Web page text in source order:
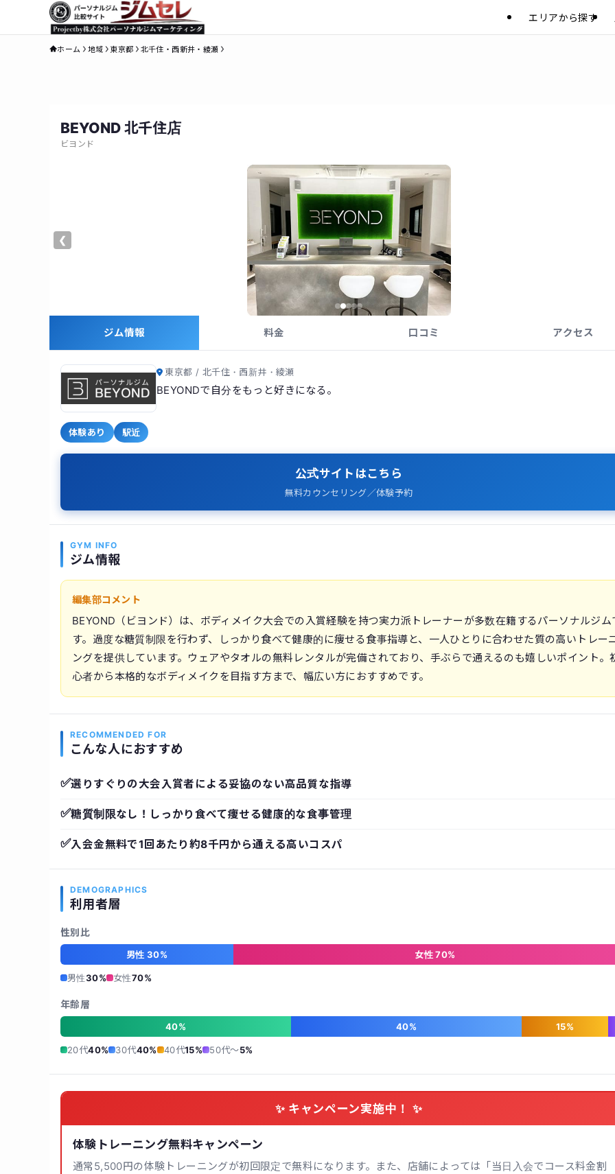
エリアから探す
ホーム 地域 東京都 北千住・西新井・綾瀬
BEYOND 北千住店
ビヨンド
❮
ジム情報 料金 口コミ アクセス
東京都 / 北千住・西新井・綾瀬
BEYONDで自分をもっと好きになる。
体験あり 駅近
公式サイトはこちら
無料カウンセリング／体験予約
GYM INFO
ジム情報
編集部コメント
BEYOND（ビヨンド）は、ボディメイク大会での入賞経験を持つ実力派トレーナーが多数在籍するパーソナルジム
す。過度な糖質制限を行わず、しっかり食べて健康的に痩せる食事指導と、一人ひとりに合わせた質の高いトレー
ングを提供しています。ウェアやタオルの無料レンタルが完備されており、手ぶらで通えるのも嬉しいポイント。
心者から本格的なボディメイクを目指す方まで、幅広い方におすすめです。
RECOMMENDED FOR
こんな人におすすめ
✅選りすぐりの大会入賞者による妥協のない高品質な指導
✅糖質制限なし！しっかり食べて痩せる健康的な食事管理
✅入会金無料で1回あたり約8千円から通える高いコスパ
DEMOGRAPHICS
利用者層
性別比
男性 30% 女性 70%
男性30% 女性70%
年齢層
40% 40% 15%
20代40% 30代40% 40代15% 50代〜5%
✨ キャンペーン実施中！ ✨
体験トレーニング無料キャンペーン
通常5,500円の体験トレーニングが初回限定で無料になります。また、店舗によっては「当日入会でコース料金割